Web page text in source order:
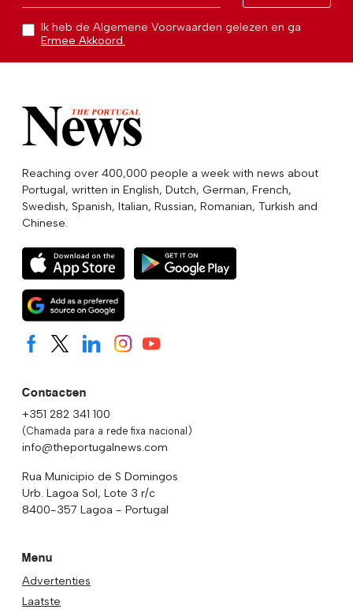
Ik heb de Algemene Voorwaarden gelezen en ga
Ermee Akkoord.
Reaching over 400,000 people a week with news about
Portugal, written in English, Dutch, German, French,
Swedish, Spanish, Italian, Russian, Romanian, Turkish and
Chinese.
Contacten
+351 282 341 100
(Chamada para a rede fixa nacional)
info@theportugalnews.com
Rua Municipio de S Domingos
Urb. Lagoa Sol, Lote 3 r/c
8400-357 Lagoa - Portugal
Menu
Advertenties
Laatste